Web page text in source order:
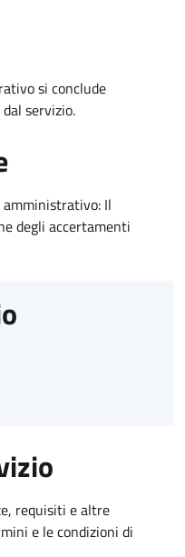
si conclude
servizio.
amministrativo: Il
degli accertamenti
requisiti e altre
e le condizioni di